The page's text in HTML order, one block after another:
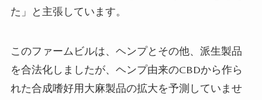
た」と主張しています。
このファームビルは、ヘンプとその他、派生製品
を合法化しましたが、ヘンプ由来のCBDから作ら
れた合成嗜好用大麻製品の拡大を予測していませ